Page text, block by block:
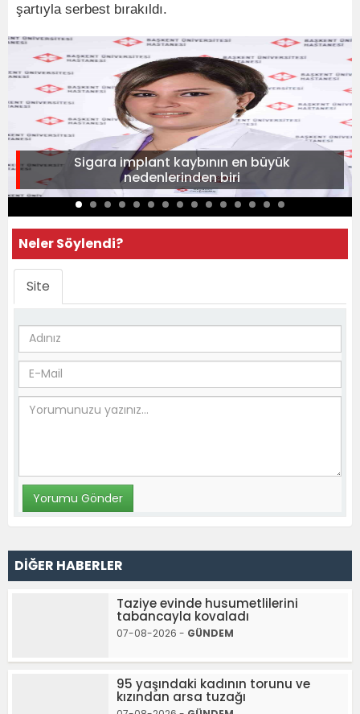
şartıyla serbest bırakıldı.
Sigara implant kaybının en büyük
nedenlerinden biri
Neler Söylendi?
Site
DİĞER HABERLER
Taziye evinde husumetlilerini
tabancayla kovaladı
07-08-2026 - GÜNDEM
95 yaşındaki kadının torunu ve
kızından arsa tuzağı